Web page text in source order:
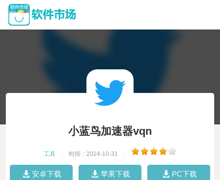
小蓝鸟加速器vqn
工具 时间：2024-10-31
安卓下载 苹果下载 PC下载